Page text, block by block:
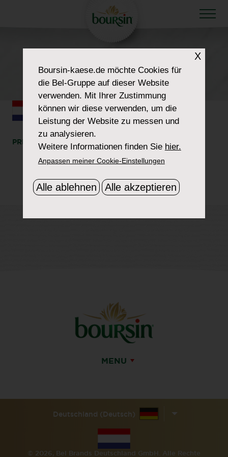
FLAG-NETHERLANDS
PRINT SHARE
MENU
Deutschland (Deutsch)
© 2026, Bel Brands Deutschland GmbH. Alle Rechte
X
Boursin-kaese.demöchte Cookies für
die Bel-Gruppe auf dieser Website
verwenden. Mit Ihrer Zustimmung
können wir diese verwenden, um die
Leistung der Website zu messen und
zu analysieren.
Weitere Informationen finden Sie hier.
Anpassen meiner Cookie-Einstellungen
Alle ablehnen Alle akzeptieren